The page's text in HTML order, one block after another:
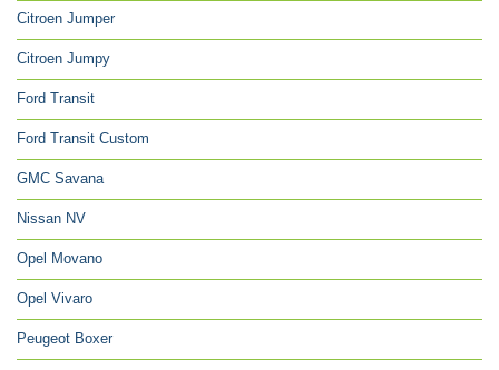
Citroen Jumper
Citroen Jumpy
Ford Transit
Ford Transit Custom
GMC Savana
Nissan NV
Opel Movano
Opel Vivaro
Peugeot Boxer